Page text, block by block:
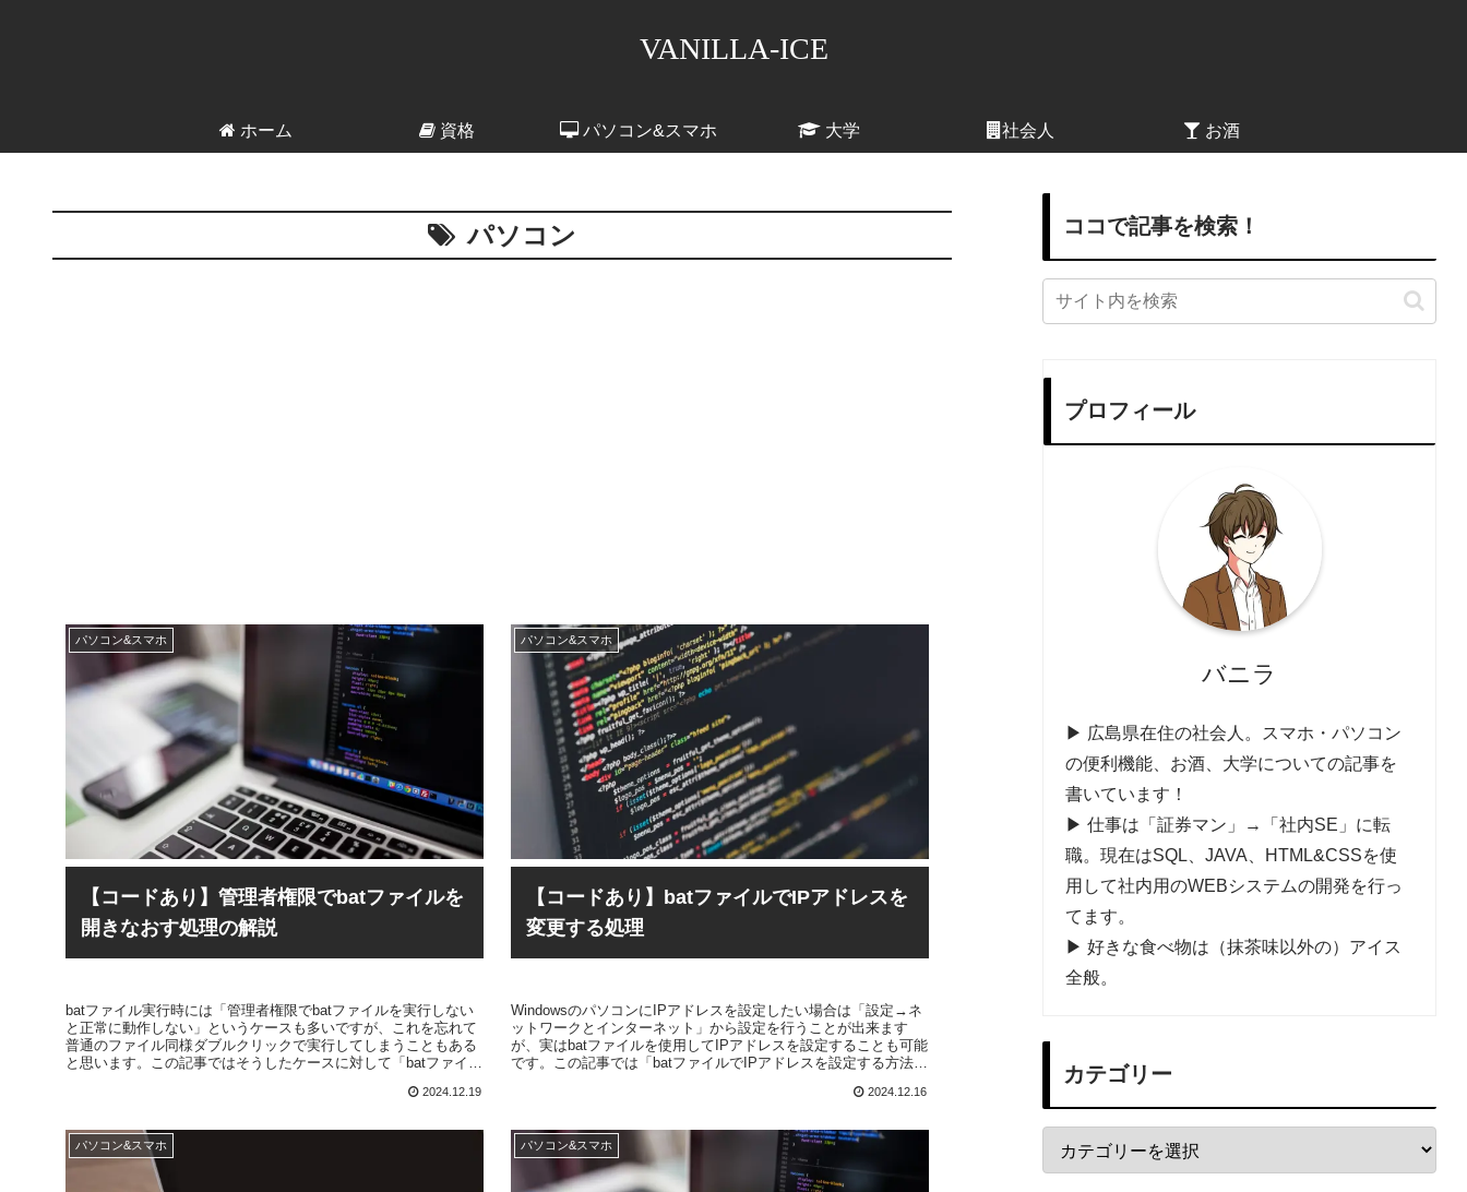
VANILLA-ICE
ホーム 資格 パソコン&スマホ 大学 社会人 お酒
パソコン
パソコン&スマホ
【コードあり】管理者権限でbatファイルを
開きなおす処理の解説
batファイル実行時には「管理者権限でbatファイルを実行しない
と正常に動作しない」というケースも多いですが、これを忘れて
普通のファイル同様ダブルクリックで実行してしまうこともある
と思います。この記事ではそうしたケースに対して「batファイル
2024.12.19
パソコン&スマホ
【コードあり】batファイルでIPアドレスを
変更する処理
WindowsのパソコンにIPアドレスを設定したい場合は「設定→ネ
ットワークとインターネット」から設定を行うことが出来ます
が、実はbatファイルを使用してIPアドレスを設定することも可能
です。この記事では「batファイルでIPアドレスを設定する方法」
2024.12.16
パソコン&スマホ パソコン&スマホ
ココで記事を検索！
プロフィール
バニラ
▶ 広島県在住の社会人。スマホ・パソコン
の便利機能、お酒、大学についての記事を
書いています！
▶ 仕事は「証券マン」→「社内SE」に転
職。現在はSQL、JAVA、HTML&CSSを使
用して社内用のWEBシステムの開発を行っ
てます。
▶ 好きな食べ物は（抹茶味以外の）アイス
全般。
カテゴリー